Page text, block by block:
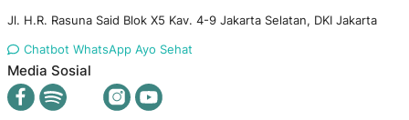
Jl. H.R. Rasuna Said Blok X5 Kav. 4-9 Jakarta Selatan, DKI Jakarta
Chatbot WhatsApp Ayo Sehat
Media Sosial